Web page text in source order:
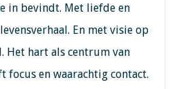
in bevindt. Met liefde en
En met visie op
Het hart als centrum van
focus en waarachtig contact.